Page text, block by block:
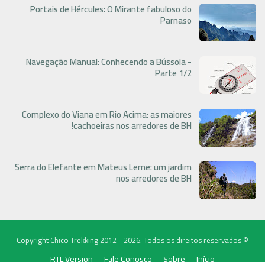
Portais de Hércules: O Mirante fabuloso do
Parnaso
Navegação Manual: Conhecendo a Bússola -
Parte 1/2
Complexo do Viana em Rio Acima: as maiores
cachoeiras nos arredores de BH!
Serra do Elefante em Mateus Leme: um jardim
nos arredores de BH
© Copyright Chico Trekking 2012 - 2026. Todos os direitos reservados